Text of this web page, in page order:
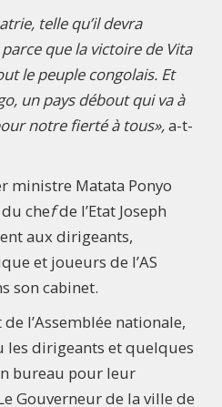
telle qu’il devra
que la victoire de Vita
le peuple congolais. Et
un pays débout qui va à
notre fierté à tous»,a-t-
ministre Matata Ponyo
chefde l’Etat Joseph
aux dirigeants,
et joueurs de l’AS
son cabinet.​
l’Assemblée nationale,
les dirigeants et quelques
bureau pour leur
Gouverneur de la ville de